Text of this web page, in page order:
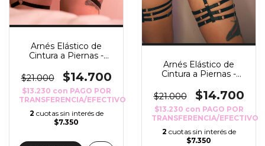
Arnés Elástico de
Cintura a Piernas -
$21.000
$14.700
$13.230 con PAGO POR
TRANSFERENCIA/EFECTIVO
2 cuotas sin interés de
$7.350
Arnés Elástico de
Cintura a Piernas -
$21.000
$14.700
$13.230 con PAGO POR
TRANSFERENCIA/EFECTIVO
2 cuotas sin interés de
$7.350